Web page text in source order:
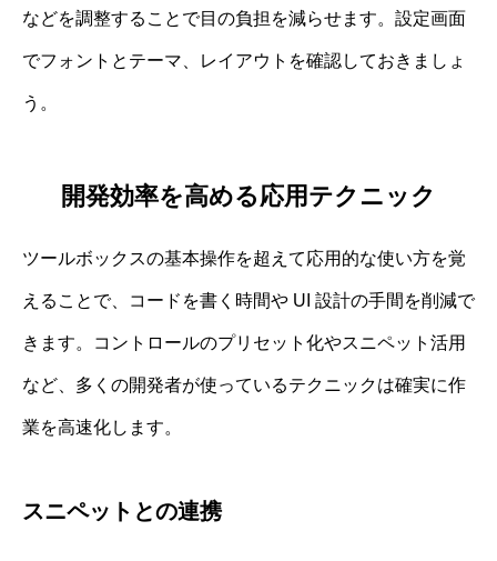
などを調整することで目の負担を減らせます。設定画面
でフォントとテーマ、レイアウトを確認しておきましょ
う。
開発効率を高める応用テクニック
ツールボックスの基本操作を超えて応用的な使い方を覚
えることで、コードを書く時間や UI 設計の手間を削減で
きます。コントロールのプリセット化やスニペット活用
など、多くの開発者が使っているテクニックは確実に作
業を高速化します。
スニペットとの連携